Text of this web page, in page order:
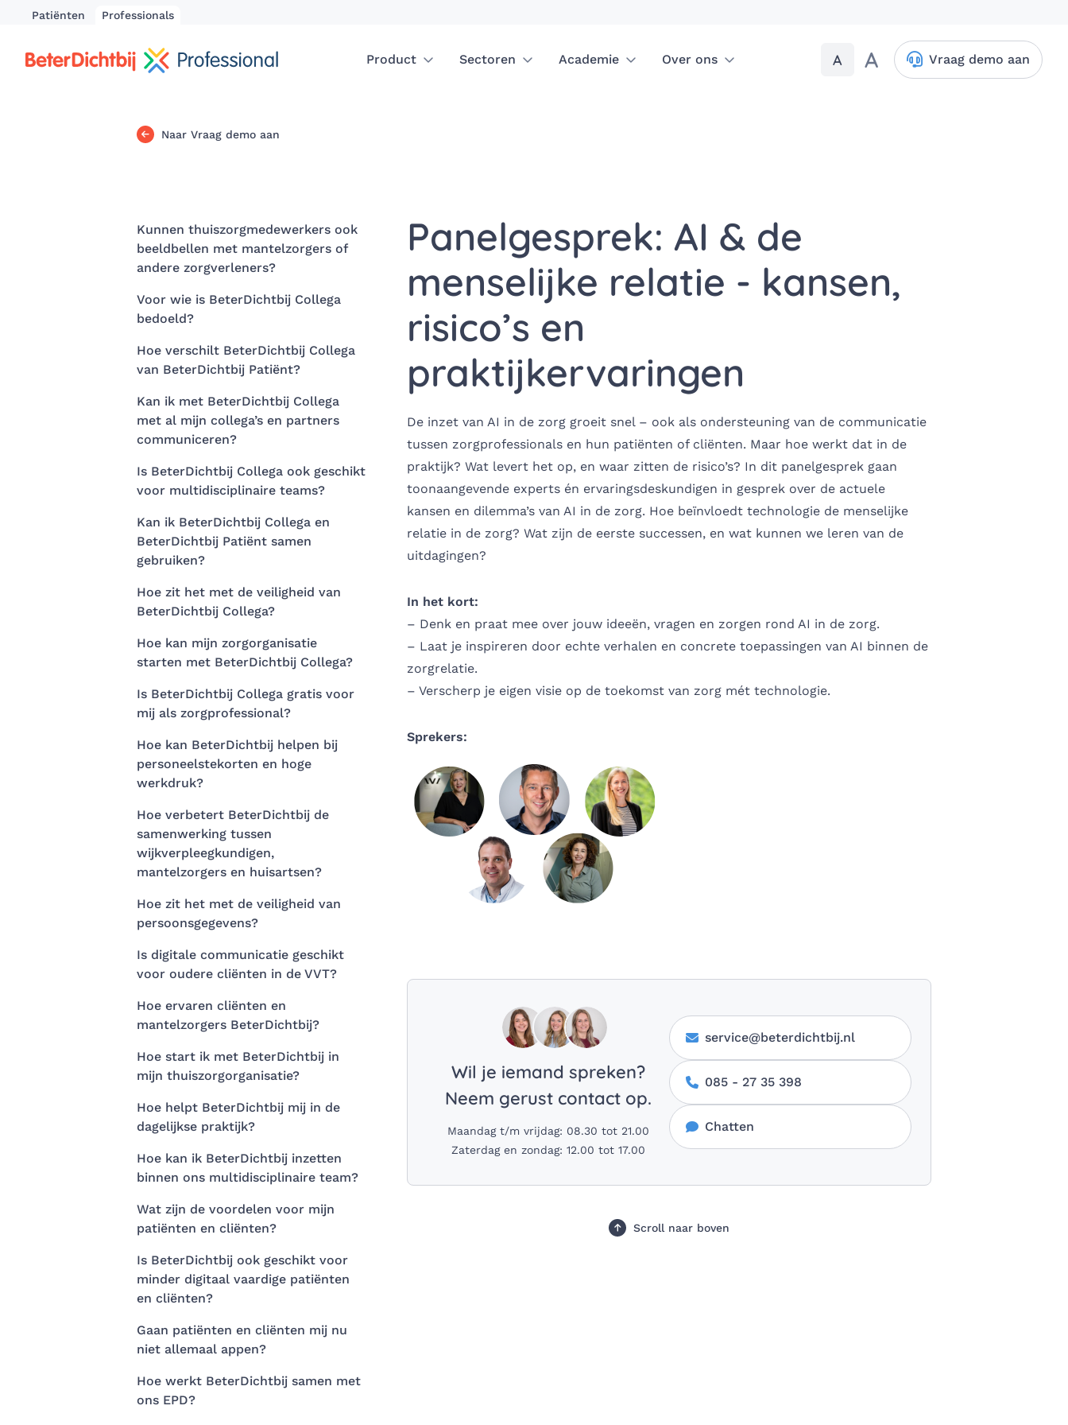
Patiënten Professionals
Product Sectoren Academie Over ons A A Vraag demo aan
Naar Vraag demo aan
Kunnen thuiszorgmedewerkers ook
beeldbellen met mantelzorgers of
andere zorgverleners?
Voor wie is BeterDichtbij Collega
bedoeld?
Hoe verschilt BeterDichtbij Collega
van BeterDichtbij Patiënt?
Kan ik met BeterDichtbij Collega
met al mijn collega’s en partners
communiceren?
Is BeterDichtbij Collega ook geschikt
voor multidisciplinaire teams?
Kan ik BeterDichtbij Collega en
BeterDichtbij Patiënt samen
gebruiken?
Hoe zit het met de veiligheid van
BeterDichtbij Collega?
Hoe kan mijn zorgorganisatie
starten met BeterDichtbij Collega?
Is BeterDichtbij Collega gratis voor
mij als zorgprofessional?
Hoe kan BeterDichtbij helpen bij
personeelstekorten en hoge
werkdruk?
Hoe verbetert BeterDichtbij de
samenwerking tussen
wijkverpleegkundigen,
mantelzorgers en huisartsen?
Hoe zit het met de veiligheid van
persoonsgegevens?
Is digitale communicatie geschikt
voor oudere cliënten in de VVT?
Hoe ervaren cliënten en
mantelzorgers BeterDichtbij?
Hoe start ik met BeterDichtbij in
mijn thuiszorgorganisatie?
Hoe helpt BeterDichtbij mij in de
dagelijkse praktijk?
Hoe kan ik BeterDichtbij inzetten
binnen ons multidisciplinaire team?
Wat zijn de voordelen voor mijn
patiënten en cliënten?
Is BeterDichtbij ook geschikt voor
minder digitaal vaardige patiënten
en cliënten?
Gaan patiënten en cliënten mij nu
niet allemaal appen?
Hoe werkt BeterDichtbij samen met
ons EPD?
Panelgesprek: AI & de
menselijke relatie - kansen,
risico’s en
praktijkervaringen
De inzet van AI in de zorg groeit snel – ook als ondersteuning van de communicatie
tussen zorgprofessionals en hun patiënten of cliënten. Maar hoe werkt dat in de
praktijk? Wat levert het op, en waar zitten de risico’s? In dit panelgesprek gaan
toonaangevende experts én ervaringsdeskundigen in gesprek over de actuele
kansen en dilemma’s van AI in de zorg. Hoe beïnvloedt technologie de menselijke
relatie in de zorg? Wat zijn de eerste successen, en wat kunnen we leren van de
uitdagingen?
In het kort:
– Denk en praat mee over jouw ideeën, vragen en zorgen rond AI in de zorg.
– Laat je inspireren door echte verhalen en concrete toepassingen van AI binnen de
zorgrelatie.
– Verscherp je eigen visie op de toekomst van zorg mét technologie.
Sprekers:
Wil je iemand spreken?
Neem gerust contact op.
Maandag t/m vrijdag: 08.30 tot 21.00
Zaterdag en zondag: 12.00 tot 17.00
service@beterdichtbij.nl
085 - 27 35 398
Chatten
Scroll naar boven